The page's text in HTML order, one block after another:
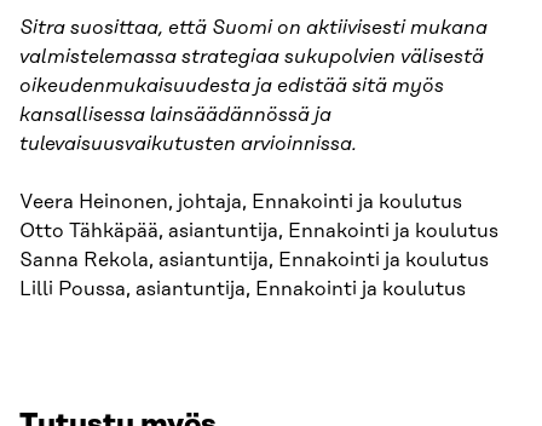
Sitra suosittaa, että Suomi on aktiivisesti mukana
valmistelemassa strategiaa sukupolvien välisestä
oikeudenmukaisuudesta ja edistää sitä myös
kansallisessa lainsäädännössä ja
tulevaisuusvaikutusten arvioinnissa.
Veera Heinonen, johtaja, Ennakointi ja koulutus
Otto Tähkäpää, asiantuntija, Ennakointi ja koulutus
Sanna Rekola, asiantuntija, Ennakointi ja koulutus
Lilli Poussa, asiantuntija, Ennakointi ja koulutus